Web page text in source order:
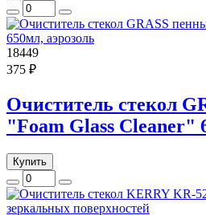
18449
375 ₽
Очиститель стекол
"Foam Glass Cleaner"
Купить